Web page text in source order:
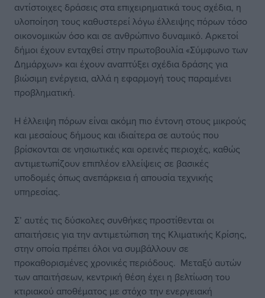
αντίστοιχες δράσεις στα επιχειρηματικά τους σχέδια, η
υλοποίηση τους καθυστερεί λόγω έλλειψης πόρων τόσο
οικονομικών όσο και σε ανθρώπινο δυναμικό. Αρκετοί
δήμοι έχουν ενταχθεί στην πρωτοβουλία «Σύμφωνο των
Δημάρχων» και έχουν αναπτύξει σχέδια δράσης για
βιώσιμη ενέργεια, αλλά η εφαρμογή τους παραμένει
προβληματική.
Η έλλειψη πόρων είναι ακόμη πιο έντονη στους μικρούς
και μεσαίους δήμους και ιδιαίτερα σε αυτούς που
βρίσκονται σε νησιωτικές και ορεινές περιοχές, καθώς
αντιμετωπίζουν επιπλέον ελλείψεις σε βασικές
υποδομές όπως ανεπάρκεια ή απουσία τεχνικής
υπηρεσίας.
Σ’ αυτές τις δύσκολες συνθήκες προστίθενται οι
απαιτήσεις για την αντιμετώπιση της Κλιματικής Κρίσης,
στην οποία πρέπει όλοι να συμβάλλουν σε
προκαθορισμένες χρονικές περιόδους. Μεταξύ αυτών
των απαιτήσεων, κεντρική θέση έχει η βελτίωση του
κτιριακού αποθέματος με στόχο την ενεργειακή